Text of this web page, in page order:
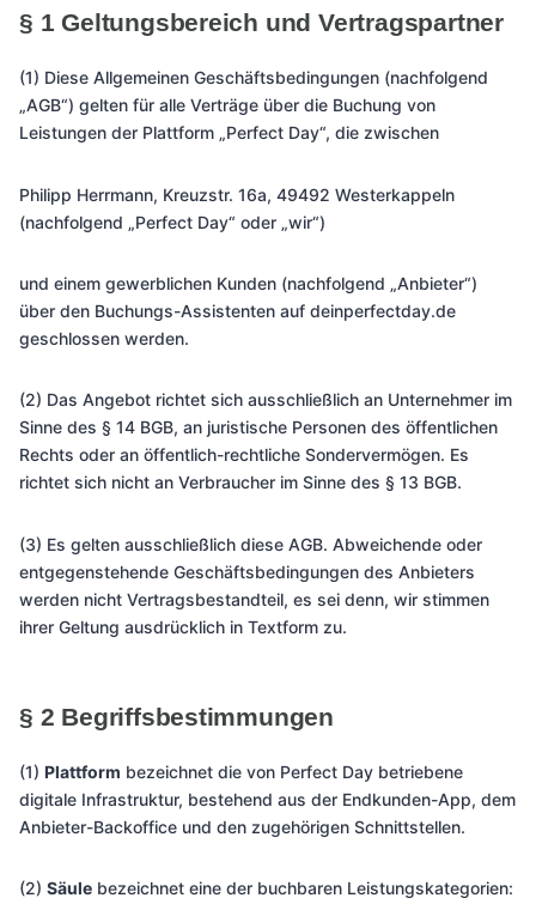
§ 1 Geltungsbereich und Vertragspartner
(1) Diese Allgemeinen Geschäftsbedingungen (nachfolgend
„AGB“) gelten für alle Verträge über die Buchung von
Leistungen der Plattform „Perfect Day“, die zwischen
Philipp Herrmann, Kreuzstr. 16a, 49492 Westerkappeln
(nachfolgend „Perfect Day“ oder „wir“)
und einem gewerblichen Kunden (nachfolgend „Anbieter“)
über den Buchungs-Assistenten auf deinperfectday.de
geschlossen werden.
(2) Das Angebot richtet sich ausschließlich an Unternehmer im
Sinne des § 14 BGB, an juristische Personen des öffentlichen
Rechts oder an öffentlich-rechtliche Sondervermögen. Es
richtet sich nicht an Verbraucher im Sinne des § 13 BGB.
(3) Es gelten ausschließlich diese AGB. Abweichende oder
entgegenstehende Geschäftsbedingungen des Anbieters
werden nicht Vertragsbestandteil, es sei denn, wir stimmen
ihrer Geltung ausdrücklich in Textform zu.
§ 2 Begriffsbestimmungen
(1) Plattform bezeichnet die von Perfect Day betriebene
digitale Infrastruktur, bestehend aus der Endkunden-App, dem
Anbieter-Backoffice und den zugehörigen Schnittstellen.
(2) Säule bezeichnet eine der buchbaren Leistungskategorien: